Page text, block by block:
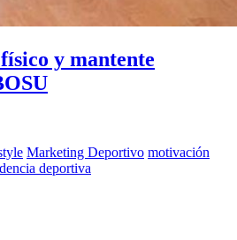
y mantente
Marketing Deportivo motivación
deportiva